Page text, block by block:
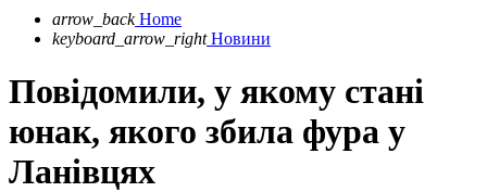
arrow_back Home
keyboard_arrow_right Новини
Повідомили, у якому стані
юнак, якого збила фура у
Ланівцях